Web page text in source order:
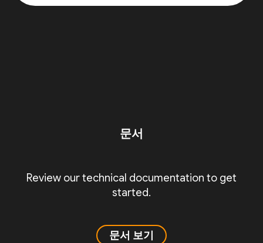
문서
Review our technical documentation to get
started.
문서 보기